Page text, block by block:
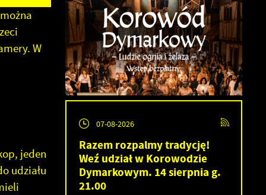
W
jeden
udziału
07-08-2026
Razem rozpalmy tradycję!
Weź udział w Korowodzie
Dymarkowym. 14 sierpnia g.
21.00